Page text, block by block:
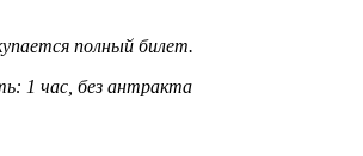
полный билет.
1 час, без антракта